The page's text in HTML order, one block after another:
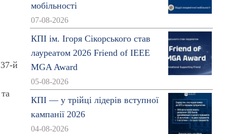
й
мобільності
07-08-2026
КПІ ім. Ігоря Сікорського став
лауреатом 2026 Friend of IEEE
MGA Award
05-08-2026
КПІ — у трійці лідерів вступної
кампанії 2026
04-08-2026